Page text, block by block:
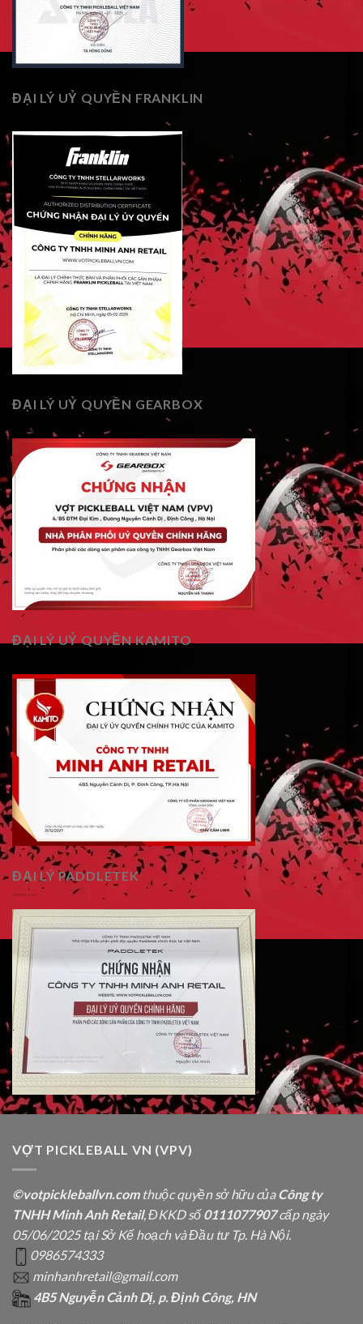
ĐẠI LÝ UỶ QUYỀN FRANKLIN
ĐẠI LÝ UỶ QUYỀN GEARBOX
ĐẠI LÝ UỶ QUYỀN KAMITO
ĐẠI LÝ PADDLETEK
VỢT PICKLEBALL VN (VPV)
©votpickleballvn.comthuộc quyền sở hữu củaCông ty
TNHH Minh Anh Retail, ĐKKD số0111077907cấp ngày
05/06/2025 tại Sở Kế hoạch và Đầu tư Tp. Hà Nội.
0986574333
minhanhretail@gmail.com
4B5 Nguyễn Cảnh Dị, p. Định Công, HN